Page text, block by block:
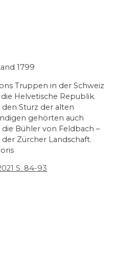
1799
Truppen in der Schweiz
Helvetische Republik.
Sturz der alten
gehörten auch
Bühler von Feldbach –
Zürcher Landschaft.
S. 84-93